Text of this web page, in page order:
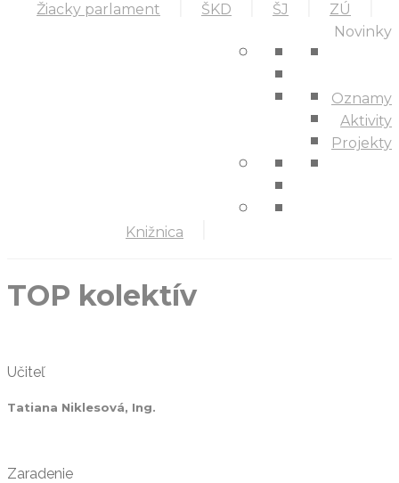
Žiacky parlament ŠKD ŠJ ZÚ
Knižnica
Novinky
Oznamy
Aktivity
Projekty
TOP kolektív
Učiteľ
Tatiana Niklesová, Ing.
Zaradenie